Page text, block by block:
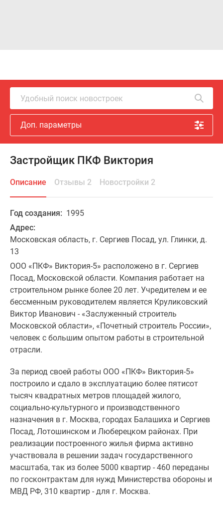
Удобный поиск новостроек
Доп. параметры
Застройщик ПКФ Виктория
Описание Отзывы 2 Новостройки 2
Год создания: 1995
Адрес:
Московская область, г. Сергиев Посад, ул. Глинки, д.
13
ООО «ПКФ» Виктория-5» расположено в г. Сергиев
Посад, Московской области. Компания работает на
строительном рынке более 20 лет. Учредителем и ее
бессменным руководителем является Круликовский
Виктор Иванович - «Заслуженный строитель
Московской области», «Почетный строитель России»,
человек с большим опытом работы в строительной
отрасли.
За период своей работы ООО «ПКФ» Виктория-5»
построило и сдало в эксплуатацию более пятисот
тысяч квадратных метров площадей жилого,
социально-культурного и производственного
назначения в г. Москва, городах Балашиха и Сергиев
Посад, Лотошинском и Люберецком районах. При
реализации построенного жилья фирма активно
участвовала в решении задач государственного
масштаба, так из более 5000 квартир - 460 переданы
по госконтрактам для нужд Министерства обороны и
МВД РФ, 310 квартир - для г. Москва.